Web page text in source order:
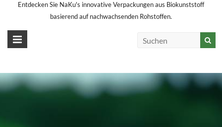
Entdecken Sie NaKu's innovative Verpackungen aus Biokunststoff
basierend auf nachwachsenden Rohstoffen.